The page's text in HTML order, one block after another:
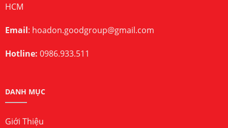
HCM
Email: hoadon.goodgroup@gmail.com
Hotline: 0986.933.511
DANH MỤC
Giới Thiệu